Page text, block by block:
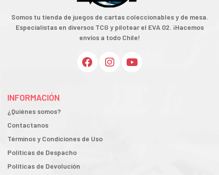
Somos tu tienda de juegos de cartas coleccionables y de mesa.
Especialistas en diversos TCG y pilotear el EVA 02. ¡Hacemos
envíos a todo Chile!
INFORMACIÓN
¿Quiénes somos?
Contactanos
Términos y Condiciones de Uso
Políticas de Despacho
Políticas de Devolución